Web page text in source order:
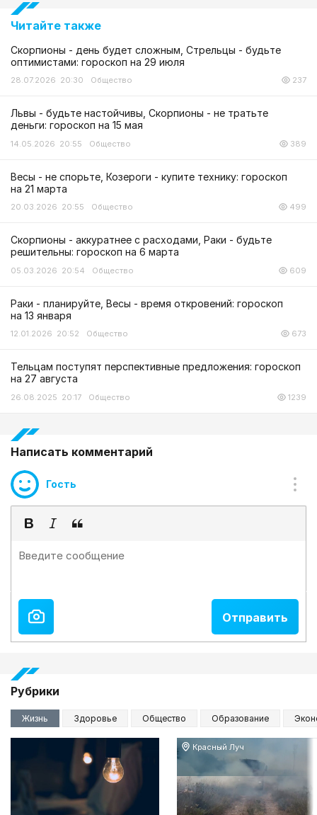
Читайте также
Скорпионы - день будет сложным, Стрельцы - будьте
оптимистами: гороскоп на 29 июля
28.07.2026 20:30 Общество 237
Львы - будьте настойчивы, Скорпионы - не тратьте
деньги: гороскоп на 15 мая
14.05.2026 20:55 Общество 389
Весы - не спорьте, Козероги - купите технику: гороскоп
на 21 марта
20.03.2026 20:55 Общество 499
Скорпионы - аккуратнее с расходами, Раки - будьте
решительны: гороскоп на 6 марта
05.03.2026 20:54 Общество 609
Раки - планируйте, Весы - время откровений: гороскоп
на 13 января
12.01.2026 20:52 Общество 673
Тельцам поступят перспективные предложения: гороскоп
на 27 августа
26.08.2025 20:17 Общество 1239
Написать комментарий
Гость
Рубрики
Жизнь Здоровье Общество Образование
Красный Луч